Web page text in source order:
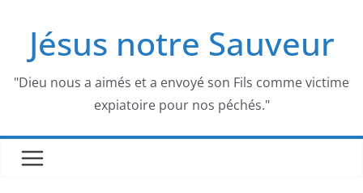
contenuJésus notre Sauveur
"Dieu nous a aimés et a envoyé son Fils comme victime
expiatoire pour nos péchés."